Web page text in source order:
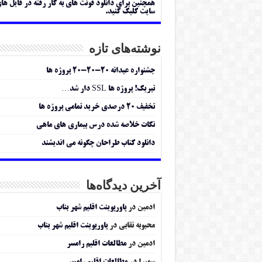
همچنین برای دانلود فونت های به کار رفته در فایل
سایت کلیک کنید.
نوشته‌های تازه
جشنواره عیدانه ۲۰-۲۰-۲۰ پروژه ها
تبریک! پروژه ها SSL دار شد…
تخفیف ۲۰ درصدی خرید تمامی پروژه ها
نکات خلاصه شده درس بیماری های ماهی
دانلود کتاب طراحان چگونه می اندیشند
آخرین دیدگاه‌ها
ادمین درپاورپوینت اقلیم شهر بناب
محبوبه نقابی درپاورپوینت اقلیم شهر بناب
ادمین درمطالعات اقلیم رامسر